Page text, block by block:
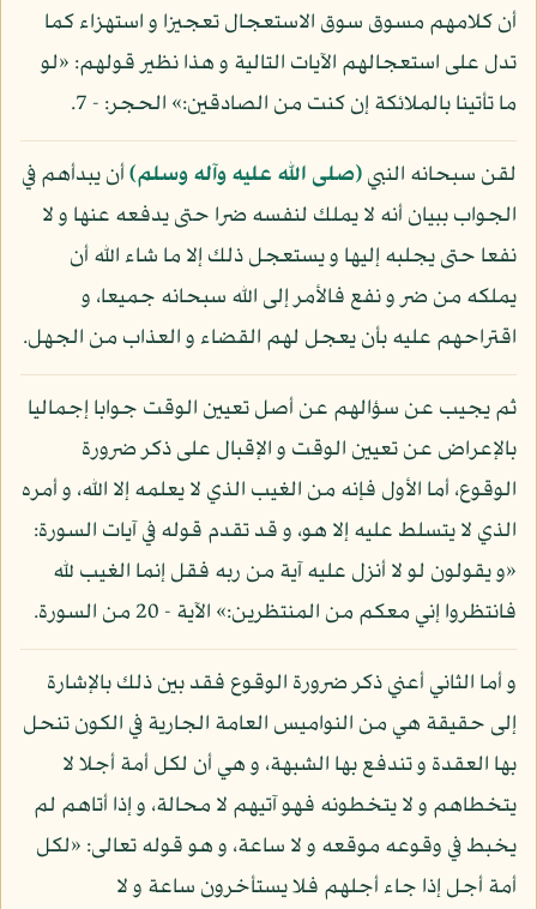
أن كلامهم مسوق سوق الاستعجال تعجيزا و استهزاء كما
تدل على استعجالهم الآيات التالية و هذا نظير قولهم: «لو
ما تأتينا بالملائكة إن كنت من الصادقين:» الحجر: - 7.
لقن سبحانه النبي(صلى الله عليه وآله وسلم)أن يبدأهم في
الجواب ببيان أنه لا يملك لنفسه ضرا حتى يدفعه عنها و لا
نفعا حتى يجلبه إليها و يستعجل ذلك إلا ما شاء الله أن
يملكه من ضر و نفع فالأمر إلى الله سبحانه جميعا، و
اقتراحهم عليه بأن يعجل لهم القضاء و العذاب من الجهل.
ثم يجيب عن سؤالهم عن أصل تعيين الوقت جوابا إجماليا
بالإعراض عن تعيين الوقت و الإقبال على ذكر ضرورة
الوقوع، أما الأول فإنه من الغيب الذي لا يعلمه إلا الله، و أمره
الذي لا يتسلط عليه إلا هو، و قد تقدم قوله في آيات السورة:
«و يقولون لو لا أنزل عليه آية من ربه فقل إنما الغيب لله
فانتظروا إني معكم من المنتظرين:» الآية - 20 من السورة.
و أما الثاني أعني ذكر ضرورة الوقوع فقد بين ذلك بالإشارة
إلى حقيقة هي من النواميس العامة الجارية في الكون تنحل
بها العقدة و تندفع بها الشبهة، و هي أن لكل أمة أجلا لا
يتخطاهم و لا يتخطونه فهو آتيهم لا محالة، و إذا أتاهم لم
يخبط في وقوعه موقعه و لا ساعة، و هو قوله تعالى: «لكل
أمة أجل إذا جاء أجلهم فلا يستأخرون ساعة و لا